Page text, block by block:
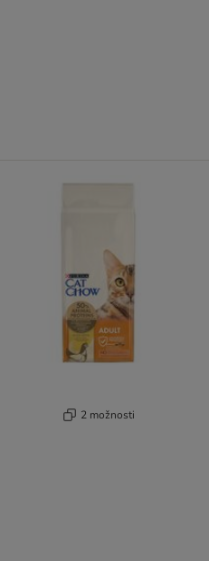
2 možnosti